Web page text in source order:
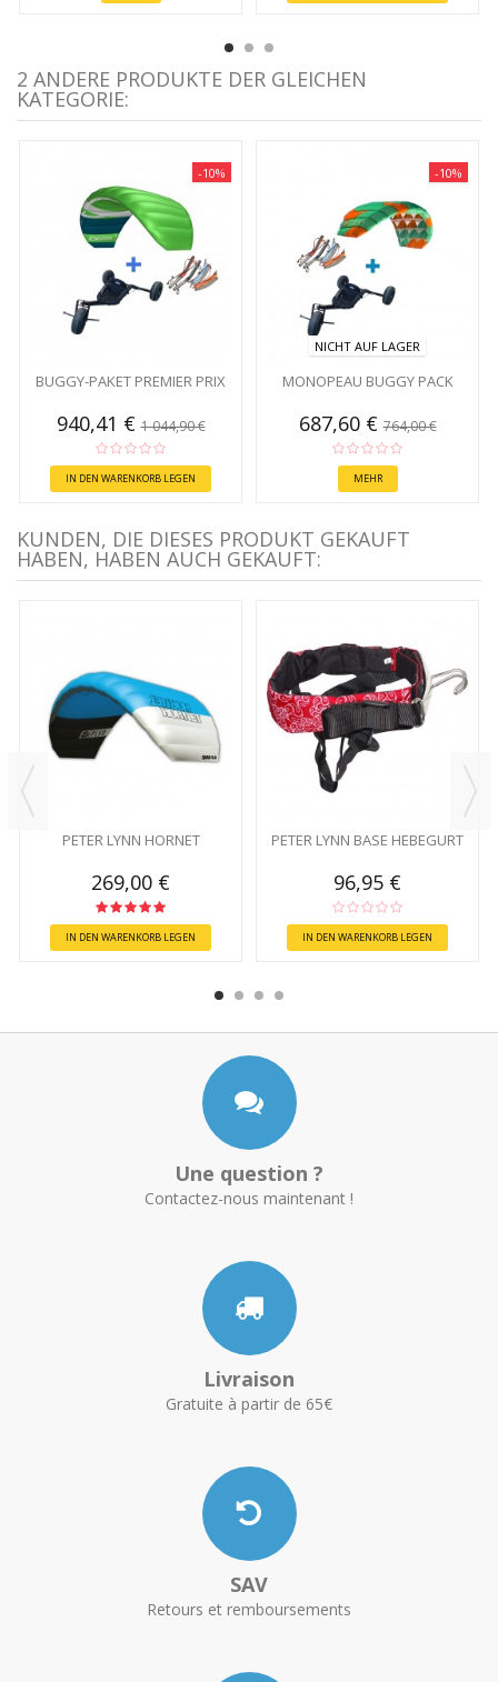
2 ANDERE PRODUKTE DER GLEICHEN
KATEGORIE:
-10%
BUGGY-PAKET PREMIER PRIX
940,41 €1 044,90 €
IN DEN WARENKORB LEGEN
-10%
NICHT AUF LAGER
MONOPEAU BUGGY PACK
687,60 €764,00 €
MEHR
KUNDEN, DIE DIESES PRODUKT GEKAUFT
HABEN, HABEN AUCH GEKAUFT:
PETER LYNN HORNET
269,00 €
IN DEN WARENKORB LEGEN
PETER LYNN BASE HEBEGURT
96,95 €
IN DEN WARENKORB LEGEN
Une question ?
Contactez-nous maintenant !
Livraison
Gratuite à partir de 65€
SAV
Retours et remboursements